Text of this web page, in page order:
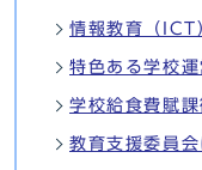
情報教育（ICT
特色ある学校
学校給食費賦課
教育支援委員会